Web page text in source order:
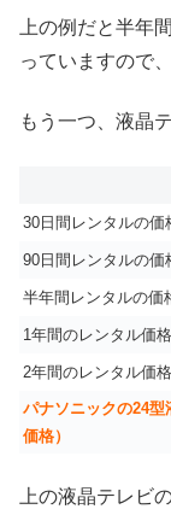
上の例だと半年
っていますので
もう一つ、液晶
30日間レンタルの価
90日間レンタルの価
半年間レンタルの価
1年間のレンタル価格
2年間のレンタル価格
パナソニックの24型
価格）
上の液晶テレビ